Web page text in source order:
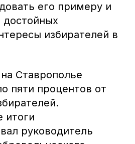
его примеру и
избирателей в
Ставрополье
пяти процентов от
итоги
руководитель